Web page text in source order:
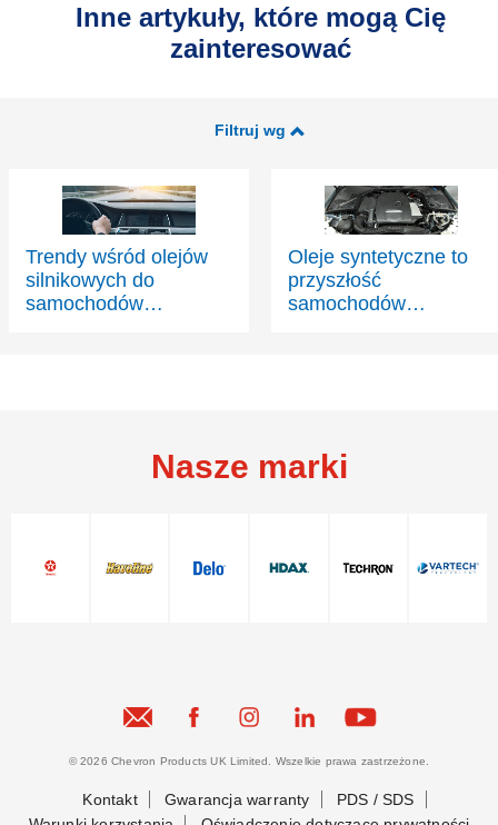
Inne artykuły, które mogą Cię
zainteresować
Filtruj wg
Trendy wśród olejów
silnikowych do
samochodów
Oleje syntetyczne to
przyszłość
samochodów
Nasze marki
© 2026 Chevron Products UK Limited. Wszelkie prawa zastrzeżone.
Kontakt Gwarancja warranty
PDS / SDS